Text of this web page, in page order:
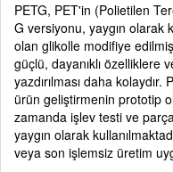
PETG, PET'in (Polietilen
G versiyonu, yaygın olarak
olan glikolle modifiye
güçlü, dayanıklı özelliklere
yazdırılması daha
ürün geliştirmenin prototip
zamanda işlev testi ve
yaygın olarak
veya son işlemsiz üretim